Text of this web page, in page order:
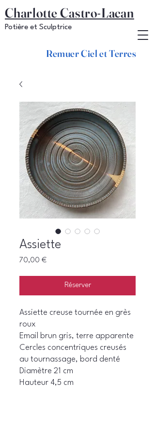
Remuer Ciel et Terres
Potière et Sculptrice
Charlotte Castro-Lacan
Assiette
70,00 €Prix
Réserver
Assiette creuse tournée en grès
roux
Email brun gris, terre apparente
Cercles concentriques creusés
au tournassage, bord denté
Diamètre 21 cm
Hauteur 4,5 cm